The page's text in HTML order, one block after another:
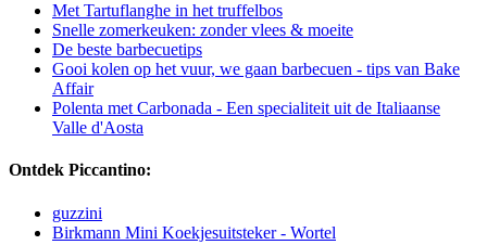
Met Tartuflanghe in het truffelbos
Snelle zomerkeuken: zonder vlees & moeite
De beste barbecuetips
Gooi kolen op het vuur, we gaan barbecuen - tips van Bake
Affair
Polenta met Carbonada - Een specialiteit uit de Italiaanse
Valle d'Aosta
Ontdek Piccantino:
guzzini
Birkmann Mini Koekjesuitsteker - Wortel